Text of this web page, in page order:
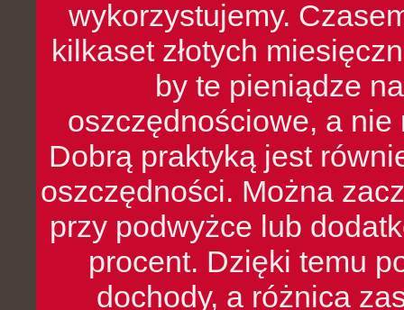
wykorzystujemy.
kilkaset złotych
by te pieniądze
oszczędnościowe, a nie
Dobrą praktyką jest
oszczędności. Można
przy podwyżce lub
procent. Dzięki temu
dochody, a różnica